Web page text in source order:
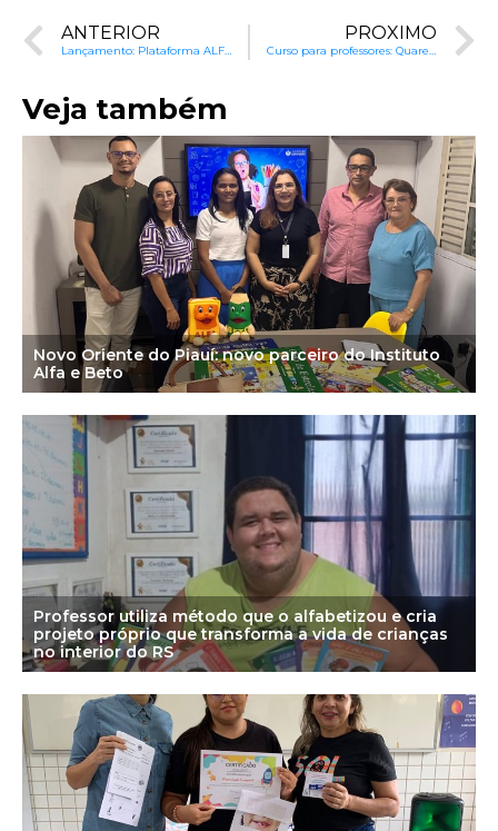
ANTERIOR PRÓXIMO
Veja também
Novo Oriente do Piauí: novo parceiro do Instituto
Alfa e Beto
Professor utiliza método que o alfabetizou e cria
projeto próprio que transforma a vida de crianças
no interior do RS